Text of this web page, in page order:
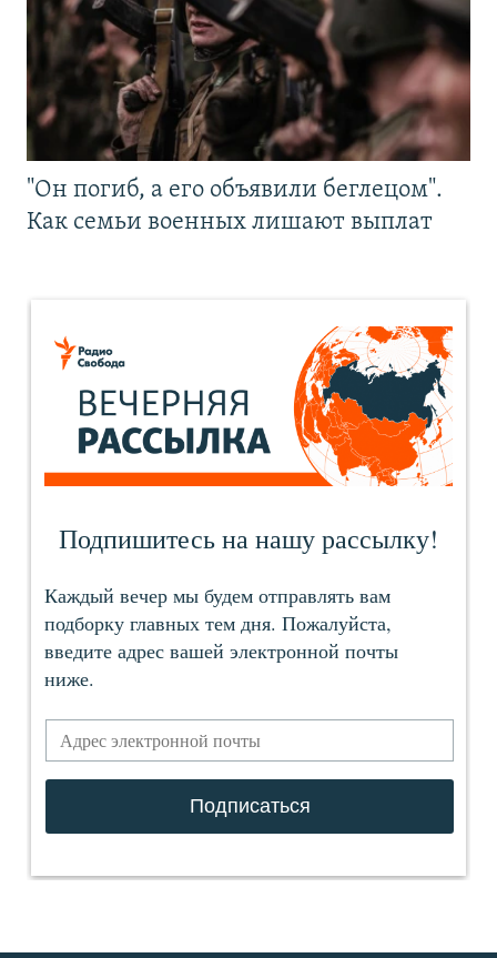
"Он погиб, а его объявили беглецом".
Как семьи военных лишают выплат